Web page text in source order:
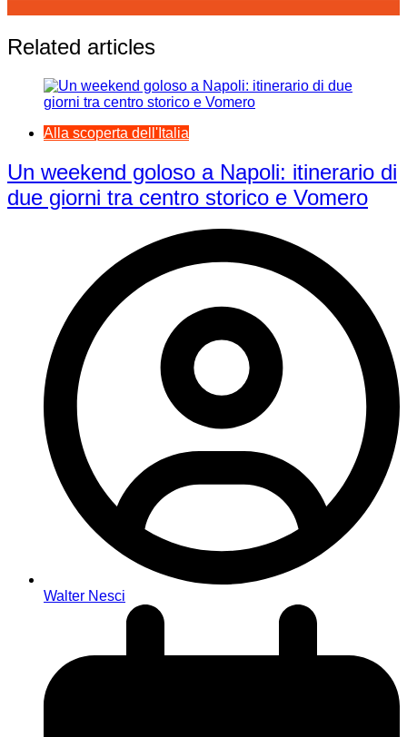
Related articles
Alla scoperta dell'Italia
Un weekend goloso a Napoli: itinerario di
due giorni tra centro storico e Vomero
Walter Nesci